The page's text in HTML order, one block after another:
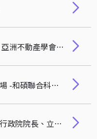
恭賀林哲群院長榮膺 2024 亞洲不動產學會 AsRES Fellow
2024 孫運璿科技講座最終場 -和碩聯合科技股份有限公司董事長暨策略長、華碩集團共同創辦人童子賢先生
11/14 孫運璿科技演講- 前行政院院長、立法院院長 游錫堃